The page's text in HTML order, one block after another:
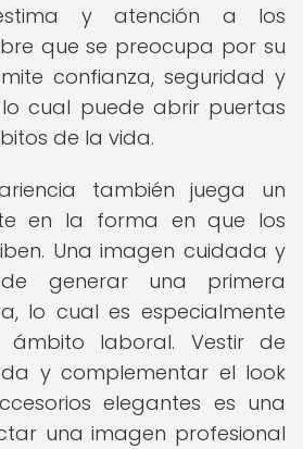
y atención a los
que se preocupa por su
confianza, seguridad y
lo cual puede abrir puertas
de la vida.
también juega un
en la forma en que los
Una imagen cuidada y
generar una primera
lo cual es especialmente
ámbito laboral. Vestir de
y complementar el look
elegantes es una
una imagen profesional